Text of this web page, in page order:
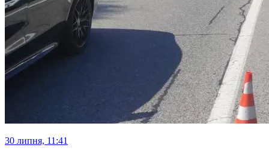
30 липня, 11:41